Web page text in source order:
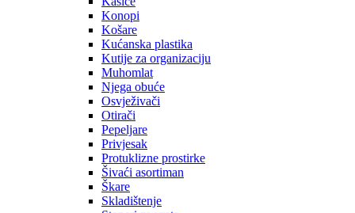
Konopi
Košare
Kućanska plastika
Kutije za organizaciju
Muhomlat
Njega obuće
Osvježivači
Otirači
Pepeljare
Privjesak
Protuklizne prostirke
Šivaći asortiman
Škare
Skladištenje